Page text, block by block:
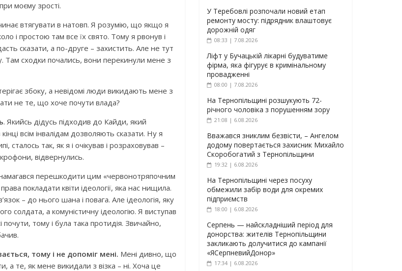
моєму зрості.
втягувати в натовп. Я розумію, що якщо я
і простою там все їх свято. Тому я рвонув і
сказати, а по-друге – захистить. Але не тут
Там сходки почались, вони перекинули мене з
збоку, а невідомі люди викидають мене з
не те, що хоче почути влада?
. Якийсь дідусь підходив до Кайди, який
всім інвалідам дозволяють сказати. Ну я
так, як я і очікував і розраховував –
відвернулись.
перешкодити цим «червонотряпочним
покладати квіти ідеології, яка нас нищила.
– до нього шана і повага. Але ідеологія, яку
солдата, а комуністичну ідеологію. Я виступав
тому і була така протидія. Звичайно,
тому і не допоміг мені. Мені дивно, що
а те, як мене викидали з візка – ні. Хоча це
У Теребовлі розпочали новий етап
ремонту мосту: підрядник влаштовує
дорожній одяг
08:33 | 7.08.2026
Ліфт у Бучацькій лікарні будуватиме
фірма, яка фігурує в кримінальному
провадженні
08:00 | 7.08.2026
На Тернопільщині розшукують 72-
річного чоловіка з порушенням зору
21:08 | 6.08.2026
Вважався зниклим безвісти, – Ангелом
додому повертається захисник Михайло
Скоробогатий з Тернопільщини
19:32 | 6.08.2026
На Тернопільщині через посуху
обмежили забір води для окремих
підприємств
18:00 | 6.08.2026
Серпень — найскладніший період для
донорства: жителів Тернопільщини
закликають долучитися до кампанії
«ЯСерпневийДонор»
17:34 | 6.08.2026